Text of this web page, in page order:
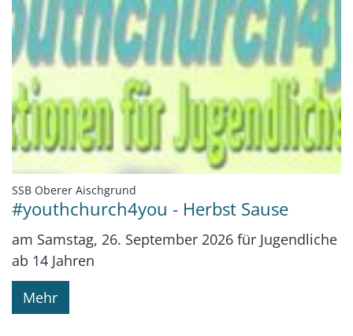
SSB Oberer Aischgrund
#youthchurch4you - Herbst Sause
am Samstag, 26. September 2026 für Jugendliche
ab 14 Jahren
Mehr